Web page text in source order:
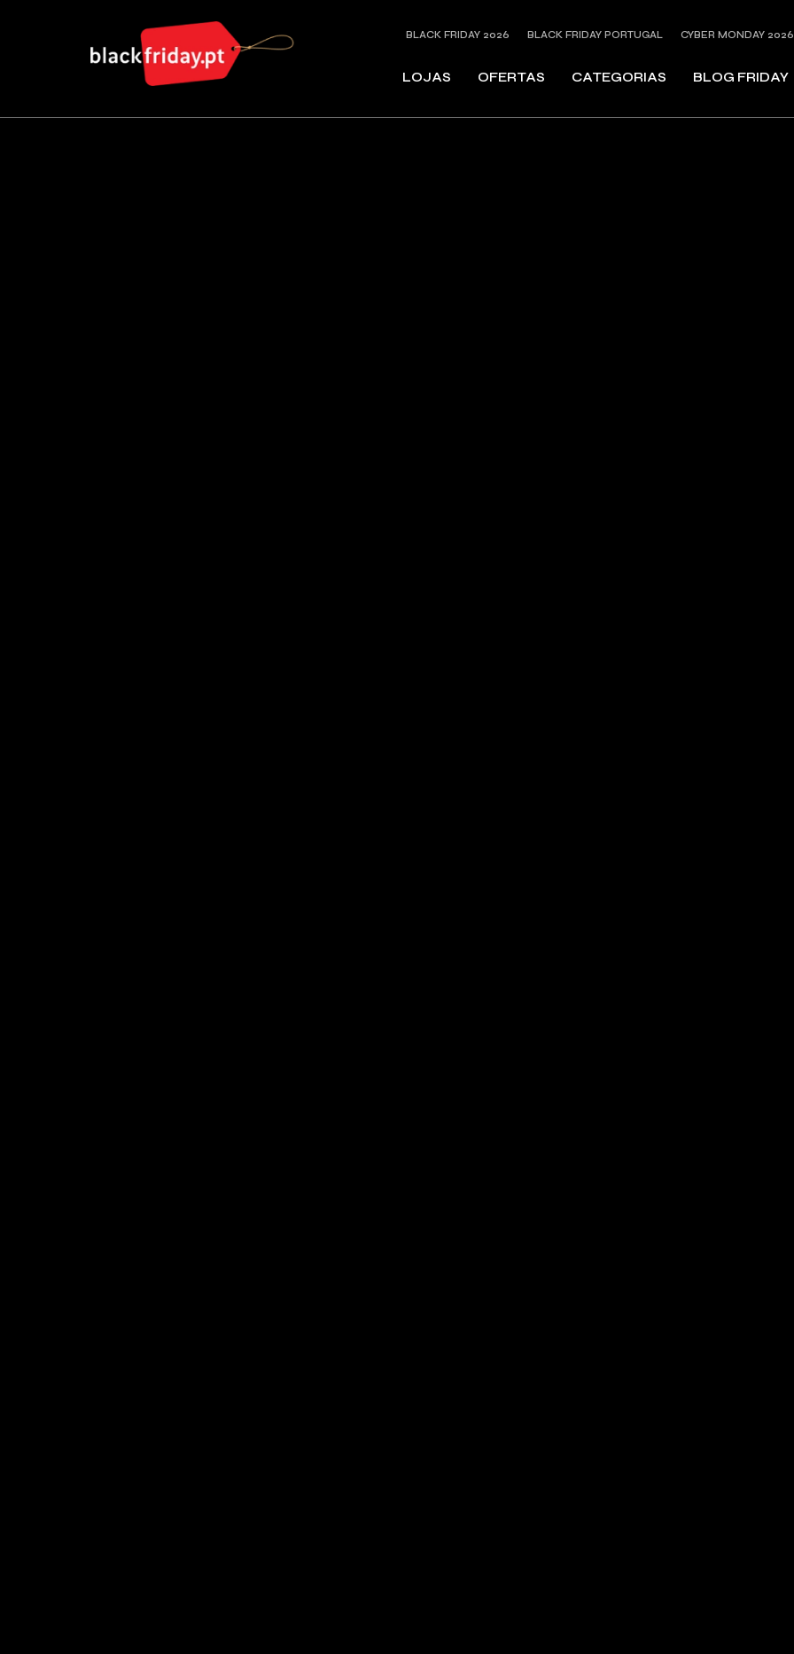
BLACK FRIDAY 2026 BLACK FRIDAY PORTUGAL CYBER MONDAY 2026
LOJAS OFERTAS CATEGORIAS BLOG FRIDAY